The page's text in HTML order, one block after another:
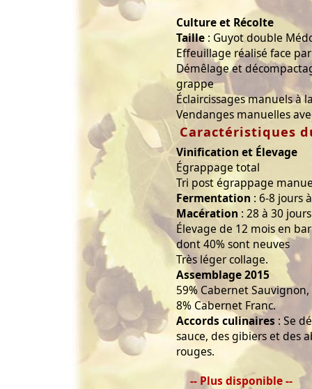
Culture et Récolte
Taille : Guyot double
Effeuillage réalisé face
Démêlage et
grappe
Éclaircissages manuels à
Vendanges manuelles
Caractéristiques
Vinification et Élevage
Égrappage total
Tri post égrappage
Fermentation : 6-8 jours
Macération : 28 à 30 jours
Élevage de 12 mois en
dont 40% sont neuves
Très léger collage.
Assemblage 2015
59% Cabernet
8% Cabernet Franc.
Accords culinaires : Se
sauce, des gibiers et des
rouges.
-- Plus disponible --